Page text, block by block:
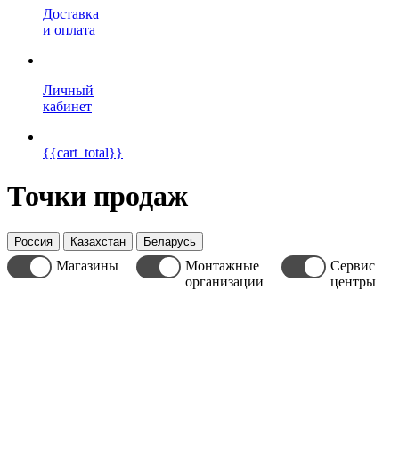
Доставка
и оплата
Личный
кабинет
{{cart_total}}
Точки продаж
Россия Казахстан Беларусь
Магазины
Монтажные
организации
Сервис
центры